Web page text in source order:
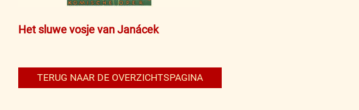
Bericht
Het sluwe vosje van Janácek
TERUG NAAR DE OVERZICHTSPAGINA